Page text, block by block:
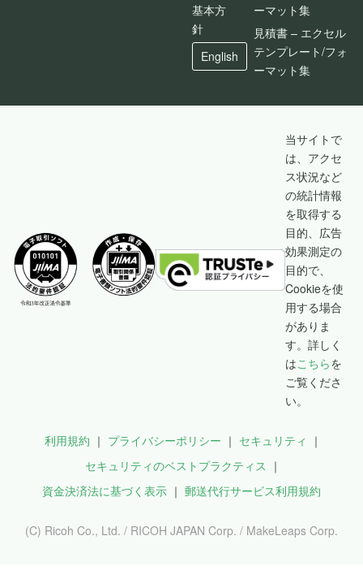
基本方
針
English
ーマット集
見積書 – エクセル
テンプレート/フォ
ーマット集
当サイトで
は、アクセ
ス状況など
の統計情報
を取得する
目的、広告
効果測定の
目的で、
Cookieを使
用する場合
がありま
す。詳しく
はこちらを
ご覧くださ
い。
利用規約 プライバシーポリシー
セキュリティ
セキュリティのベストプラクティス
資金決済法に基づく表示
郵送代行サービス利用規約
(C) Ricoh Co., Ltd. / RICOH JAPAN Corp. / MakeLeaps Corp.